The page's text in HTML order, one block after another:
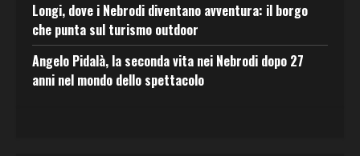
Longi, dove i Nebrodi diventano avventura: il borgo
che punta sul turismo outdoor
Angelo Pidalà, la seconda vita nei Nebrodi dopo 27
anni nel mondo dello spettacolo